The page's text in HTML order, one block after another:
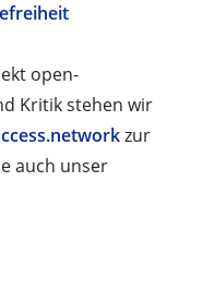
open-
Kritik stehen wir
zur
auch unser